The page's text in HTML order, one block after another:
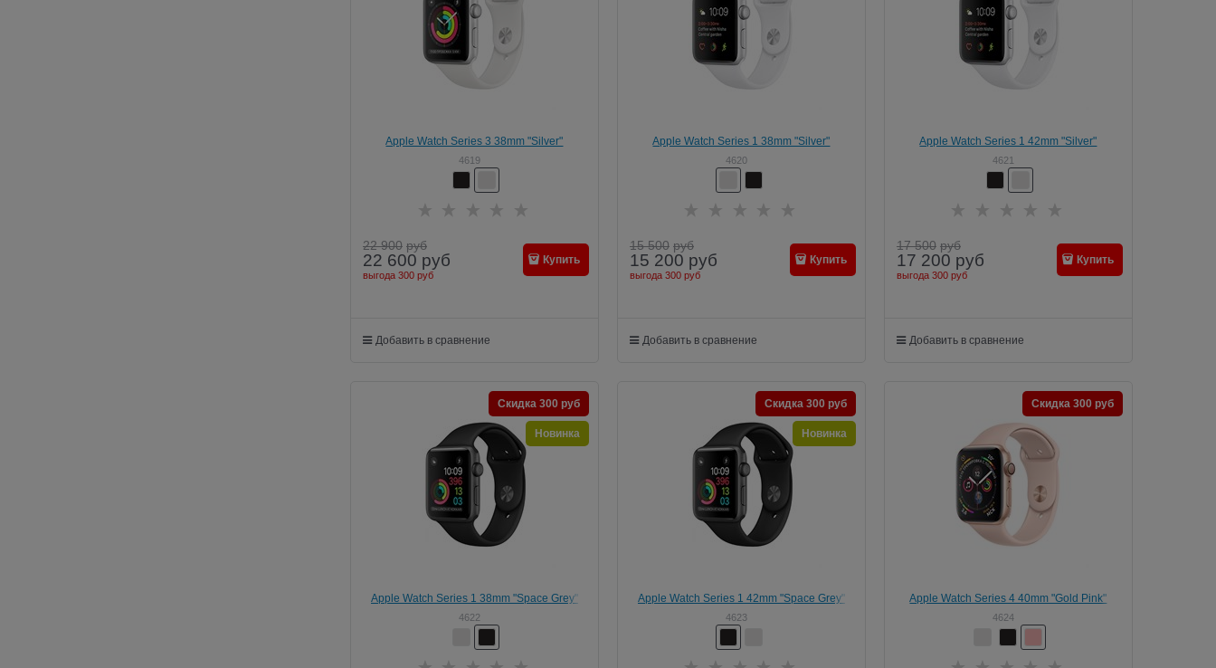
Apple Watch Series 3 38mm "Silver"
4619
22 900 руб
22 600 руб
выгода 300 руб
Купить
Добавить в сравнение
Apple Watch Series 1 38mm "Silver"
4620
15 500 руб
15 200 руб
выгода 300 руб
Купить
Добавить в сравнение
Apple Watch Series 1 42mm "Silver"
4621
17 500 руб
17 200 руб
выгода 300 руб
Купить
Добавить в сравнение
Apple Watch Series 1 38mm "Space Grey"
4622
Скидка 300 руб
Новинка
Apple Watch Series 1 42mm "Space Grey"
4623
Скидка 300 руб
Новинка
Apple Watch Series 4 40mm "Gold Pink"
4624
Скидка 300 руб